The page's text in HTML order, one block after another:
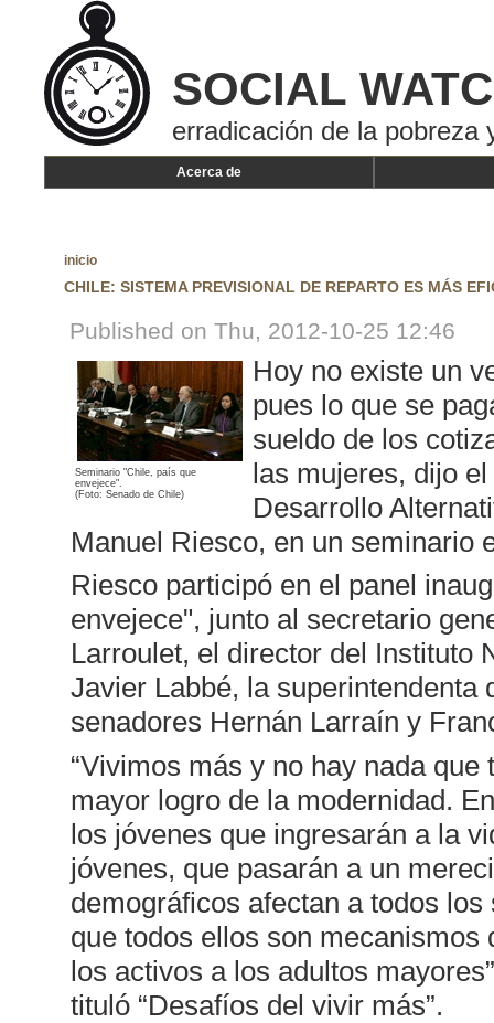
SOCIAL
erradicación de la pobreza
Acerca de
inicio
CHILE: SISTEMA PREVISIONAL DE REPARTO ES MÁS
Published on Thu, 2012-10-25 12:46
Seminario "Chile, país que
envejece".
(Foto: Senado de Chile)
Hoy no existe un
pues lo que se
sueldo de los
las mujeres, dijo
Desarrollo
Manuel Riesco, en un seminario
Riesco participó en el panel
envejece", junto al secretario
Larroulet, el director del Instituto
Javier Labbé, la superintendenta
senadores Hernán Larraín y
“Vivimos más y no hay nada
mayor logro de la modernidad.
los jóvenes que ingresarán a la
jóvenes, que pasarán a un
demográficos afectan a todos
que todos ellos son
los activos a los adultos
tituló “Desafíos del vivir más”.